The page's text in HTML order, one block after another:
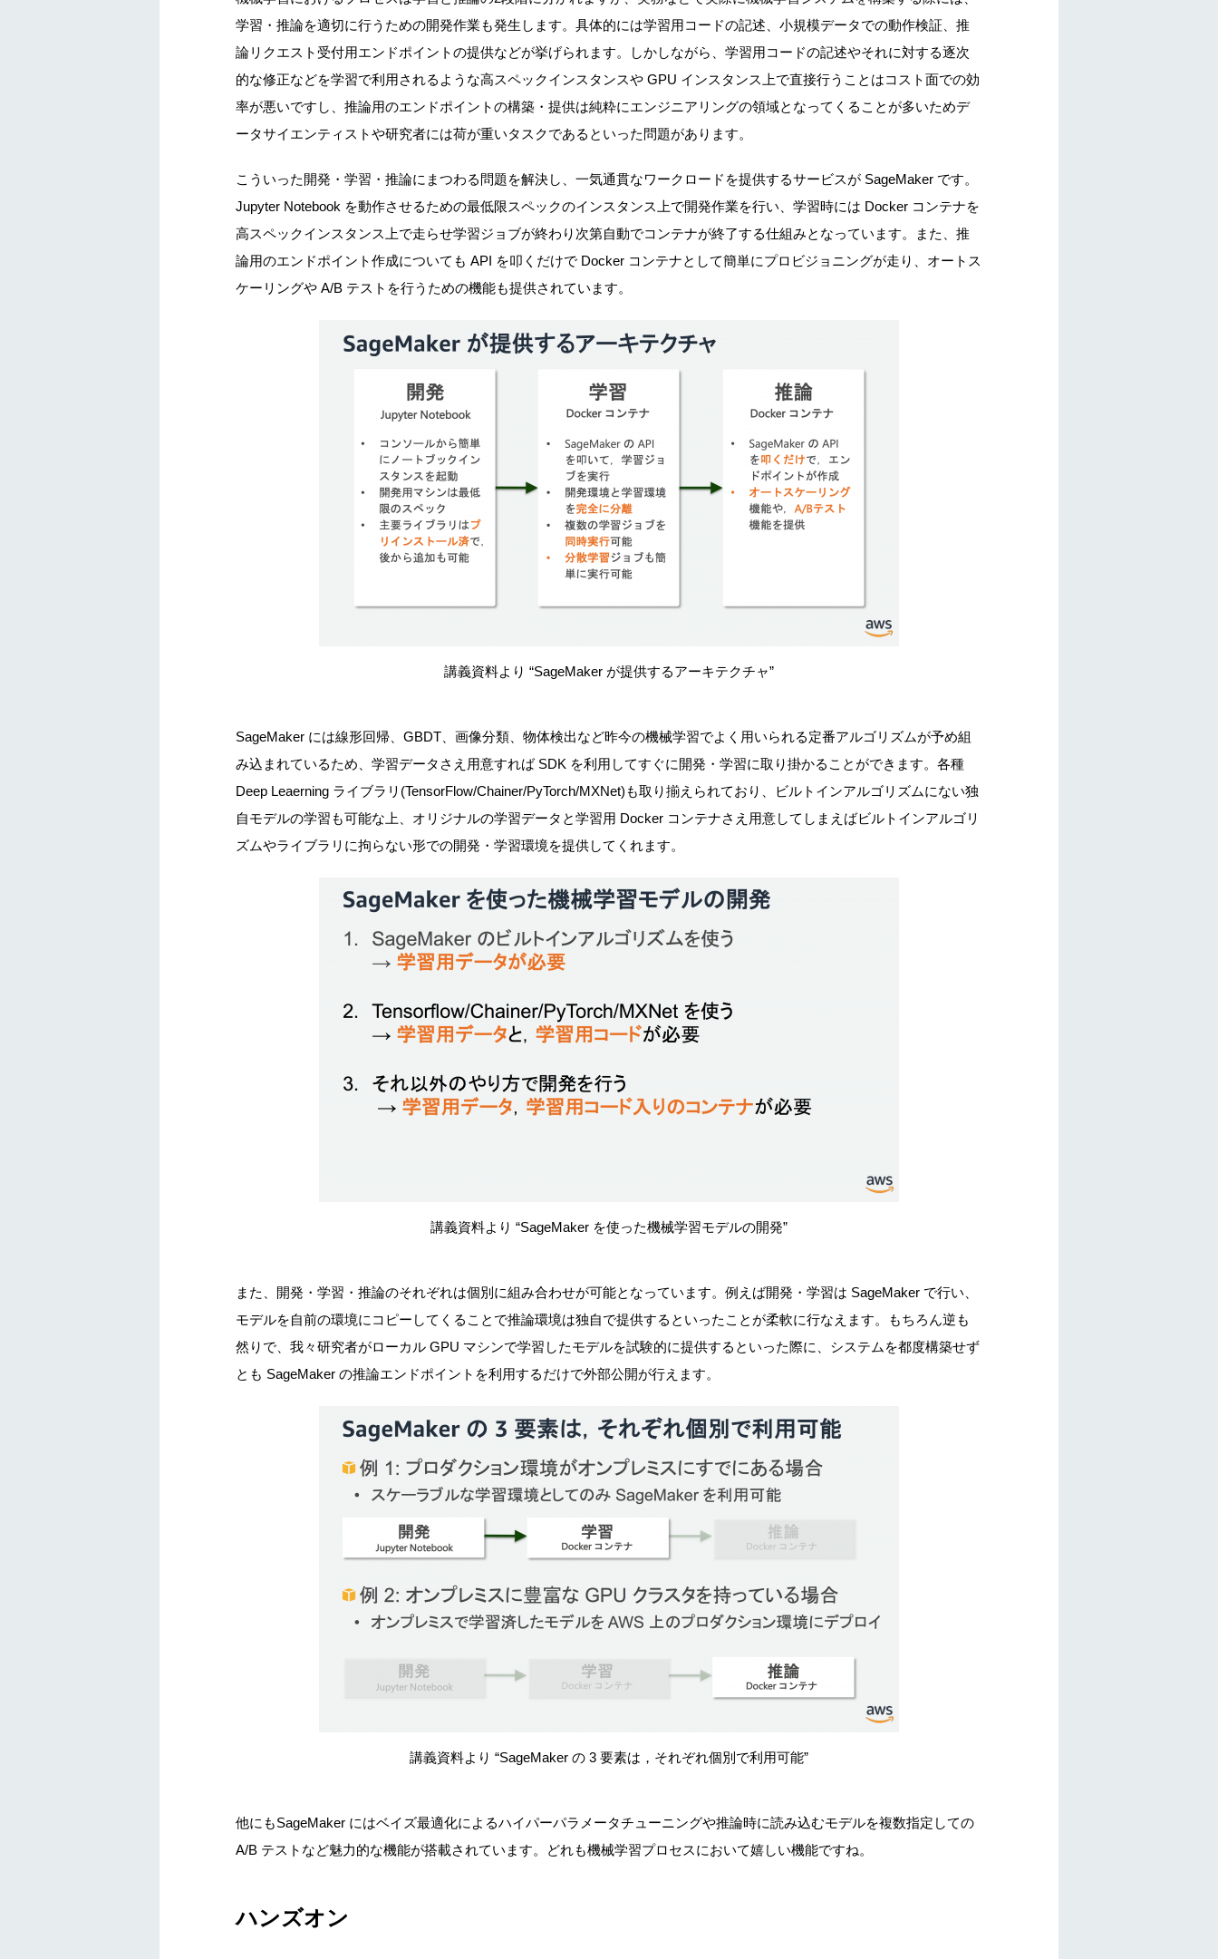
学習・推論を適切に行うための開発作業も発生します。具体的には学習用コードの記述、小規模データでの動作検証、推
論リクエスト受付用エンドポイントの提供などが挙げられます。しかしながら、学習用コードの記述やそれに対する逐次
的な修正などを学習で利用されるような高スペックインスタンスや GPU インスタンス上で直接行うことはコスト面での効
率が悪いですし、推論用のエンドポイントの構築・提供は純粋にエンジニアリングの領域となってくることが多いためデ
ータサイエンティストや研究者には荷が重いタスクであるといった問題があります。
こういった開発・学習・推論にまつわる問題を解決し、一気通貫なワークロードを提供するサービスが SageMaker です。
Jupyter Notebook を動作させるための最低限スペックのインスタンス上で開発作業を行い、学習時には Docker コンテナを
高スペックインスタンス上で走らせ学習ジョブが終わり次第自動でコンテナが終了する仕組みとなっています。また、推
論用のエンドポイント作成についても API を叩くだけで Docker コンテナとして簡単にプロビジョニングが走り、オートス
ケーリングや A/B テストを行うための機能も提供されています。
講義資料より “SageMaker が提供するアーキテクチャ”
SageMaker には線形回帰、GBDT、画像分類、物体検出など昨今の機械学習でよく用いられる定番アルゴリズムが予め組
み込まれているため、学習データさえ用意すれば SDK を利用してすぐに開発・学習に取り掛かることができます。各種
Deep Leaerning ライブラリ(TensorFlow/Chainer/PyTorch/MXNet)も取り揃えられており、ビルトインアルゴリズムにない独
自モデルの学習も可能な上、オリジナルの学習データと学習用 Docker コンテナさえ用意してしまえばビルトインアルゴリ
ズムやライブラリに拘らない形での開発・学習環境を提供してくれます。
講義資料より “SageMaker を使った機械学習モデルの開発”
また、開発・学習・推論のそれぞれは個別に組み合わせが可能となっています。例えば開発・学習は SageMaker で行い、
モデルを自前の環境にコピーしてくることで推論環境は独自で提供するといったことが柔軟に行なえます。もちろん逆も
然りで、我々研究者がローカル GPU マシンで学習したモデルを試験的に提供するといった際に、システムを都度構築せず
とも SageMaker の推論エンドポイントを利用するだけで外部公開が行えます。
講義資料より “SageMaker の 3 要素は，それぞれ個別で利用可能”
他にもSageMaker にはベイズ最適化によるハイパーパラメータチューニングや推論時に読み込むモデルを複数指定しての
A/B テストなど魅力的な機能が搭載されています。どれも機械学習プロセスにおいて嬉しい機能ですね。
ハンズオン